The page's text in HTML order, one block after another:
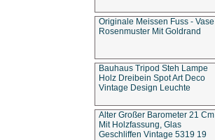
Originale Meissen Fuss - Vase
Rosenmuster Mit Goldrand
Bauhaus Tripod Steh Lampe
Holz Dreibein Spot Art Deco
Vintage Design Leuchte
Alter Großer Barometer 21 Cm
Mit Holzfassung, Glas
Geschliffen Vintage 5319 19